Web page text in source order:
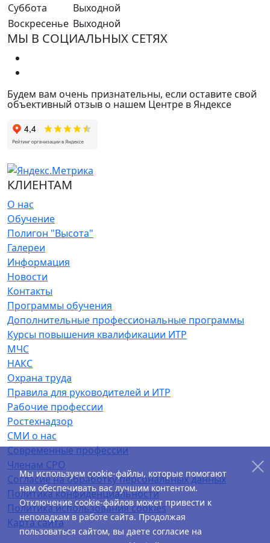
Суббота
Выходной
Воскресенье Выходной
МЫ В СОЦИАЛЬНЫХ СЕТЯХ
Будем вам очень признательны, если оставите свой
объективный отзыв о нашем Центре в Яндексе
КЛИЕНТАМ
О нас
Обучение
Полигон "Высота"
Галереи
Информация
Новости
Контакты
Программы обучения
Дополнительные профессиональные программы
Курсы повышения квалификации ИТР
МЧС
НАКС
Охрана труда
Правила для руководителей и ИТР
Рабочие профессии
Ростехнадзор
СМИ о нас
Современные профессии
Членам СРО
Согласие на обработку персональных данных
Политика конфиденциальности
Политика использования cookies
Карта сайта
Мы используем cookie-файлы, которые помогают
нам обеспечивать вас лучшим контентом.
Отключение cookie-файлов может привести к
неполадкам в работе сайта. Продолжая
пользоваться сайтом, вы даете согласие на